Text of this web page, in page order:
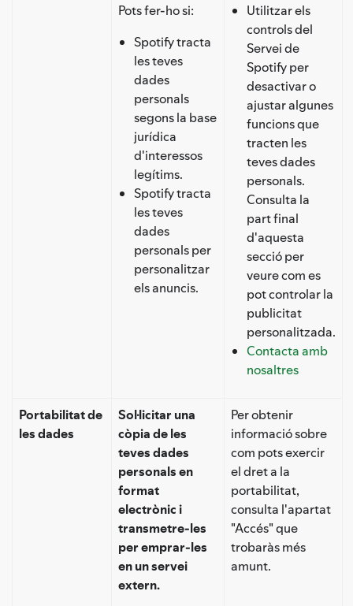
Pots fer-ho si:
Spotify tracta
les teves
dades
personals
segons la base
jurídica
d'interessos
legítims.
Spotify tracta
les teves
dades
personals per
personalitzar
els anuncis.
Utilitzar els
controls del
Servei de
Spotify per
desactivar o
ajustar algunes
funcions que
tracten les
teves dades
personals.
Consulta la
part final
d'aquesta
secció per
veure com es
pot controlar la
publicitat
personalitzada.
Contacta amb
nosaltres
Portabilitat de
les dades
Sol·licitar una
còpia de les
teves dades
personals en
format
electrònic i
transmetre-les
per emprar-les
en un servei
extern.
Per obtenir
informació sobre
com pots exercir
el dret a la
portabilitat,
consulta l'apartat
"Accés" que
trobaràs més
amunt.